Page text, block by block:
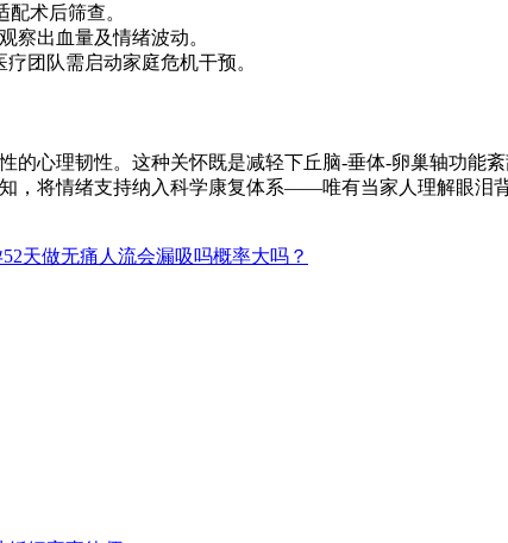
配术后筛查。
察出血量及情绪波动。
团队需启动家庭危机干预。
的心理韧性。这种关怀既是减轻下丘脑-垂体-卵巢轴功能
，将情绪支持纳入科学康复体系——唯有当家人理解眼泪
天做无痛人流会漏吸吗概率大吗？